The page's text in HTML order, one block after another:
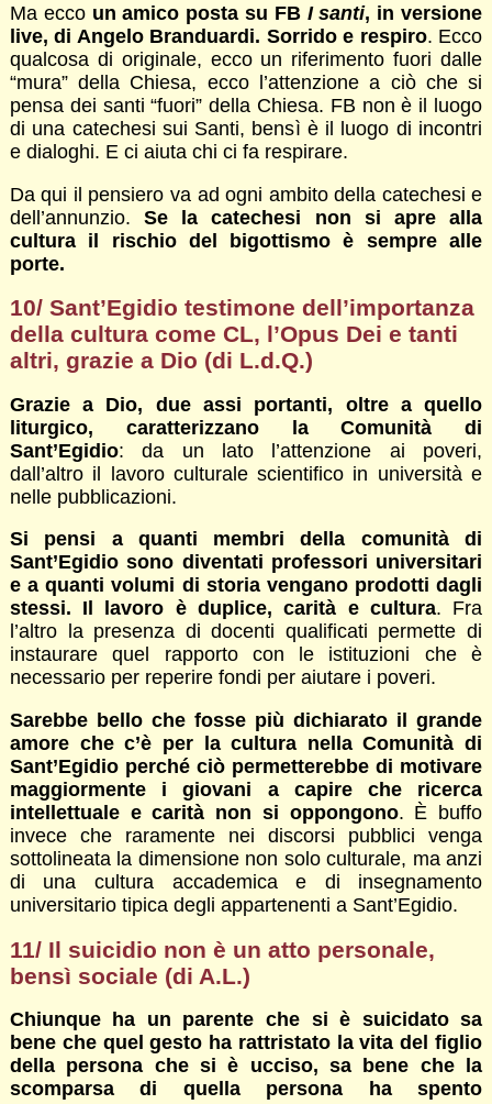
Ma ecco un amico posta su FB I santi, in versione
live, di Angelo Branduardi. Sorrido e respiro. Ecco
qualcosa di originale, ecco un riferimento fuori dalle
“mura” della Chiesa, ecco l’attenzione a ciò che si
pensa dei santi “fuori” della Chiesa. FB non è il luogo
di una catechesi sui Santi, bensì è il luogo di incontri
e dialoghi. E ci aiuta chi ci fa respirare.
Da qui il pensiero va ad ogni ambito della catechesi e
dell’annunzio.Se la catechesi non si apre alla
cultura il rischio del bigottismo è sempre alle
porte.
10/ Sant’Egidio testimone dell’importanza
della cultura come CL, l’Opus Dei e tanti
altri, grazie a Dio (di L.d.Q.)
Grazie a Dio, due assi portanti, oltre a quello
liturgico, caratterizzano la Comunità di
Sant’Egidio: da un lato l’attenzione ai poveri,
dall’altro il lavoro culturale scientifico in università e
nelle pubblicazioni.
Si pensi a quanti membri della comunità di
Sant’Egidio sono diventati professori universitari
e a quanti volumi di storia vengano prodotti dagli
stessi. Il lavoro è duplice, carità e cultura. Fra
l’altro la presenza di docenti qualificati permette di
instaurare quel rapporto con le istituzioni che è
necessario per reperire fondi per aiutare i poveri.
Sarebbe bello che fosse più dichiarato il grande
amore che c’è per la cultura nella Comunità di
Sant’Egidio perché ciò permetterebbe di motivare
maggiormente i giovani a capire che ricerca
intellettuale e carità non si oppongono. È buffo
invece che raramente nei discorsi pubblici venga
sottolineata la dimensione non solo culturale, ma anzi
di una cultura accademica e di insegnamento
universitario tipica degli appartenenti a Sant’Egidio.
11/ Il suicidio non è un atto personale,
bensì sociale (di A.L.)
Chiunque ha un parente che si è suicidato sa
bene che quel gesto ha rattristato la vita del figlio
della persona che si è ucciso, sa bene che la
scomparsa di quella persona ha spento